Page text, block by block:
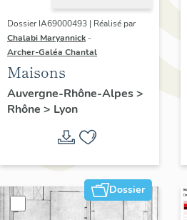
Dossier IA69000493 | Réalisé par
Chalabi Maryannick -
Archer-Galéa Chantal
Maisons
Auvergne-Rhône-Alpes>
Rhône > Lyon
Dossier